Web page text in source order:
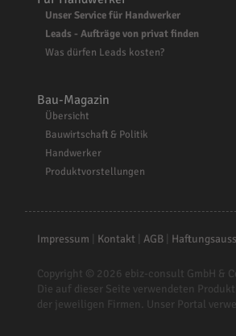
Unser Service für Handwerker
Leads - Aufträge von privat finden
Was dürfen Leads kosten?
Bau-Magazin
Übersicht
Bauwirtschaft & Politik
Handwerker
Produktvorstellungen
Impressum Kontakt| AGB|
Copyright © 2026 ebiz-consult GmbH &
Die auf dieser Seite verwendeten
der jeweiligen Firmen. Unser Portal